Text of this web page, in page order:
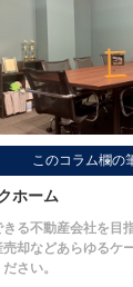
このコラム欄の
ホーム
る不動産会社を目
却などあらゆるケ
さい。